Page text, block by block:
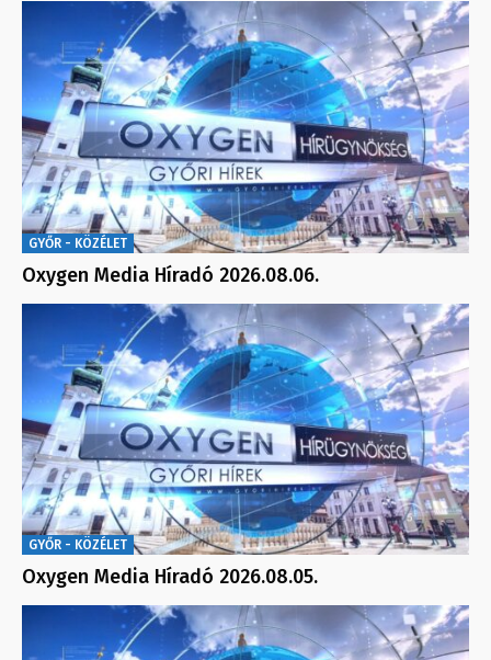
GYŐR - KÖZÉLET
Oxygen Media Híradó 2026.08.06.
GYŐR - KÖZÉLET
Oxygen Media Híradó 2026.08.05.